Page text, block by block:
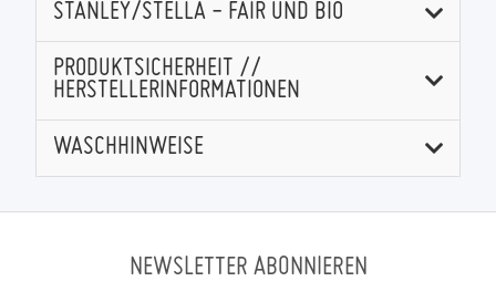
STANLEY/STELLA - FAIR UND BIO
PRODUKTSICHERHEIT //
HERSTELLERINFORMATIONEN
WASCHHINWEISE
NEWSLETTER ABONNIEREN